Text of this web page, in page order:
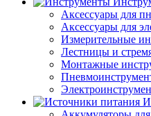
Аксессуары для
Аксессуары для
Измерительные
Лестницы и
Монтажные